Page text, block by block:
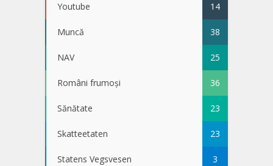
Youtube 14
Muncă 38
NAV 25
Români frumoși 36
Sănătate 23
Skatteetaten 23
Statens Vegsvesen 3